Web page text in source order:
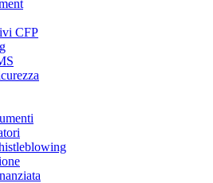
CFP